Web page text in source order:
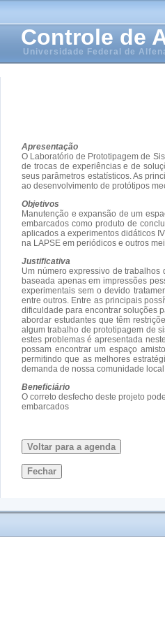
Controle de
Universidade Federal de
Apresentação
O Laboratório de Prototipagem de
de trocas de experiências e de
seus parâmetros estatísticos. As
ao desenvolvimento de protótipos
Objetivos
Manutenção e expansão de um
embarcados como produto de
aplicados a experimentos didáticos
na LAPSE em periódicos e outros
Justificativa
Um número expressivo de
baseada apenas em impressões
experimentais sem o devido
entre outros. Entre as principais
dificuldade para encontrar soluções
abordar estudantes que têm
algum trabalho de prototipagem de
estes problemas é apresentada
possam encontrar um espaço
permitindo que as melhores
demanda de nossa comunidade
Beneficiário
O correto desfecho deste projeto
embarcados
Voltar para a agenda
Fechar